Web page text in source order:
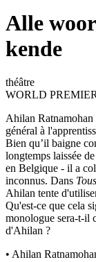
Alle
kende
théâtre
WORLD
Ahilan Ratnamohan
général à
Bien qu’il baigne
longtemps laissée
en Belgique - il a
inconnus. Dans
Ahilan tente
Qu'est-ce que cela
monologue sera-t-il
d'Ahilan ?
• Ahilan